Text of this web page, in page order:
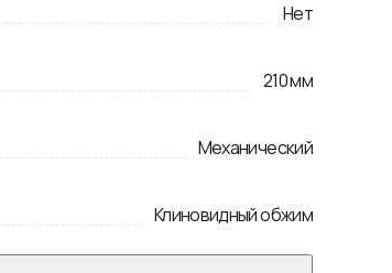
Нет
210мм
Механический
Клиновидный обжим